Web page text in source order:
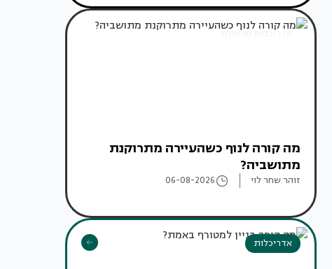
אדריכלות מהעולם
מה קורה לנוף כשהעיירה מתרוקנת
מתושביה?
זוהר שחר לוי 06-08-2026
אדריכלות